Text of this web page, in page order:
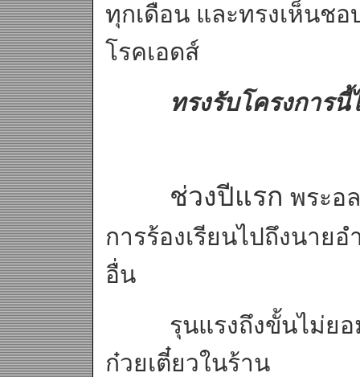
ทุกเดือน และทรงเห็นช
โรคเอดส์
ทรงรับโครงการ
ช่วงปีแรก พระอ
การร้องเรียนไปถึงนาย
อื่น
รุนแรงถึงขั้นไม่ยอม
ก๋วยเตี๋ยวในร้าน